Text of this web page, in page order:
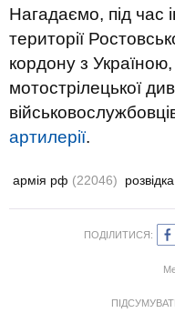
Нагадаємо, під час
території
кордону з
мотострілецької
артилерії.
армія рф (22046) розвідка
ПОДІЛИТИСЯ: